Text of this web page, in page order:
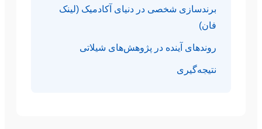
برندسازی شخصی در دنیای آکادمیک (لینک
فان)
روندهای آینده در پژوهش‌های شیلاتی
نتیجه‌گیری